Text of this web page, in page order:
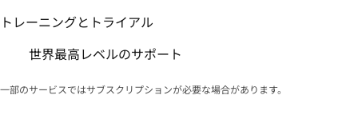
トレーニングとトライアル
世界最高レベルのサポート
一部のサービスではサブスクリプションが必要な場合があります。